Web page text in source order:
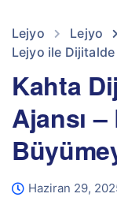
Lejyo Lejyo
Lejyo ile Dijitalde
Kahta
Ajansı
Haziran 29,